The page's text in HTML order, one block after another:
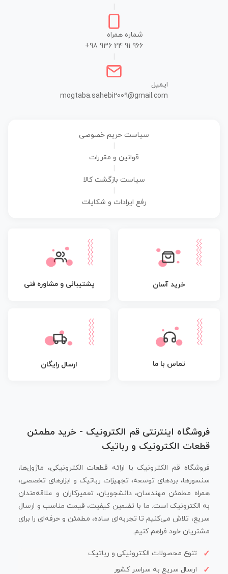
شماره همراه
+98 936 24 91 966
ایمیل
mogtaba.sahebi2009@gmail.com
سیاست حریم خصوصی
قوانین و مقررات
سیاست بازگشت کالا
رفع ایرادات و شکایات
خرید آسان پشتیبانی و مشاوره فنی
تماس با ما ارسال رایگان
فروشگاه اینترنتی قم الکترونیک - خرید مطمئن
قطعات الکترونیک و رباتیک
فروشگاه قم الکترونیک با ارائه قطعات الکترونیکی، ماژول‌ها،
سنسورها، بردهای توسعه، تجهیزات رباتیک و ابزارهای تخصصی،
همراه مطمئن مهندسان، دانشجویان، تعمیرکاران و علاقه‌مندان
به الکترونیک است. ما با تضمین کیفیت، قیمت مناسب و ارسال
سریع، تلاش می‌کنیم تا تجربه‌ای ساده، مطمئن و حرفه‌ای را برای
مشتریان خود فراهم کنیم.
تنوع محصولات الکترونیکی و رباتیک
ارسال سریع به سراسر کشور